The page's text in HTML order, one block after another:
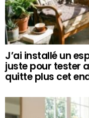
J’ai installé un
juste pour tester
quitte plus cet